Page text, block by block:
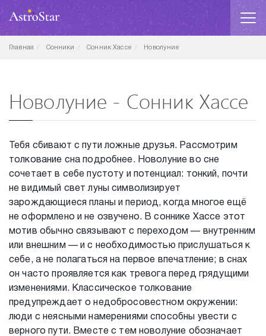
Главная Сонники Сонник Хассе Новолуние
Новолуние - Сонник Хассе
Тебя сбивают с пути ложные друзья. Рассмотрим
толкование сна подробнее. Новолуние во сне
сочетает в себе пустоту и потенциал: тонкий, почти
не видимый свет луны символизирует
зарождающиеся планы и период, когда многое ещё
не оформлено и не озвучено. В соннике Хассе этот
мотив обычно связывают с переходом — внутренним
или внешним — и с необходимостью прислушаться к
себе, а не полагаться на первое впечатление; в снах
он часто проявляется как тревога перед грядущими
изменениями. Классическое толкование
предупреждает о недобросовестном окружении:
люди с неясными намерениями способны увести с
верного пути. Вместе с тем новолуние обозначает